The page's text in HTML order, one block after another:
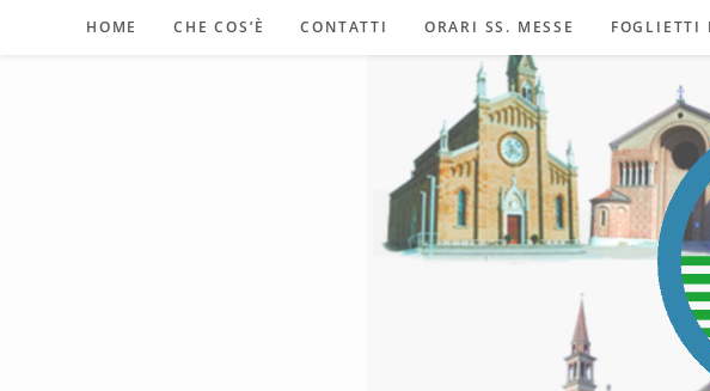
HOME CHE COS’È CONTATTI ORARI SS. MESSE FOGLIETTI